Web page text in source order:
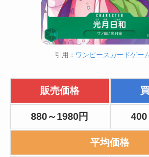
引用： ワンピースカードゲー
販売価格
880～1980円 400
平均価格